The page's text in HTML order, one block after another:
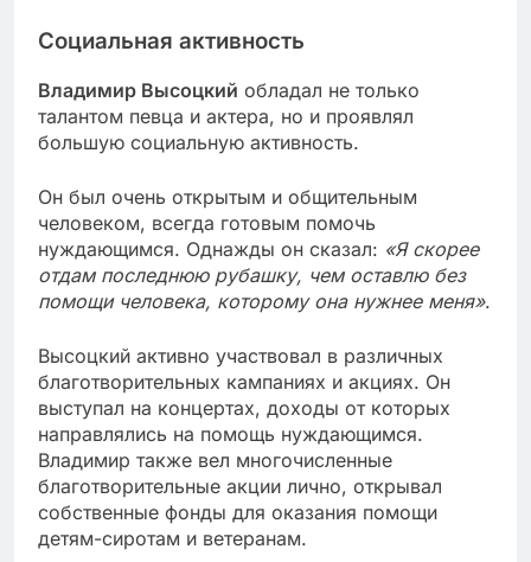
Социальная активность
Владимир Высоцкий обладал не только
талантом певца и актера, но и проявлял
большую социальную активность.
Он был очень открытым и общительным
человеком, всегда готовым помочь
нуждающимся. Однажды он сказал: «Я скорее
отдам последнюю рубашку, чем оставлю без
помощи человека, которому она нужнее меня».
Высоцкий активно участвовал в различных
благотворительных кампаниях и акциях. Он
выступал на концертах, доходы от которых
направлялись на помощь нуждающимся.
Владимир также вел многочисленные
благотворительные акции лично, открывал
собственные фонды для оказания помощи
детям-сиротам и ветеранам.